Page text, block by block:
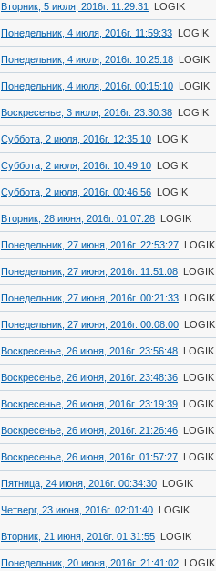
Вторник, 5 июля, 2016г. 11:29:31 LOGIK
Понедельник, 4 июля, 2016г. 11:59:33 LOGIK
Понедельник, 4 июля, 2016г. 10:25:18 LOGIK
Понедельник, 4 июля, 2016г. 00:15:10 LOGIK
Воскресенье, 3 июля, 2016г. 23:30:38 LOGIK
Суббота, 2 июля, 2016г. 12:35:10 LOGIK
Суббота, 2 июля, 2016г. 10:49:10 LOGIK
Суббота, 2 июля, 2016г. 00:46:56 LOGIK
Вторник, 28 июня, 2016г. 01:07:28 LOGIK
Понедельник, 27 июня, 2016г. 22:53:27 LOGIK
Понедельник, 27 июня, 2016г. 11:51:08 LOGIK
Понедельник, 27 июня, 2016г. 00:21:33 LOGIK
Понедельник, 27 июня, 2016г. 00:08:00 LOGIK
Воскресенье, 26 июня, 2016г. 23:56:48 LOGIK
Воскресенье, 26 июня, 2016г. 23:48:36 LOGIK
Воскресенье, 26 июня, 2016г. 23:19:39 LOGIK
Воскресенье, 26 июня, 2016г. 21:26:46 LOGIK
Воскресенье, 26 июня, 2016г. 01:57:27 LOGIK
Пятница, 24 июня, 2016г. 00:34:30 LOGIK
Четверг, 23 июня, 2016г. 02:01:40 LOGIK
Вторник, 21 июня, 2016г. 01:31:55 LOGIK
Понедельник, 20 июня, 2016г. 21:41:02 LOGIK